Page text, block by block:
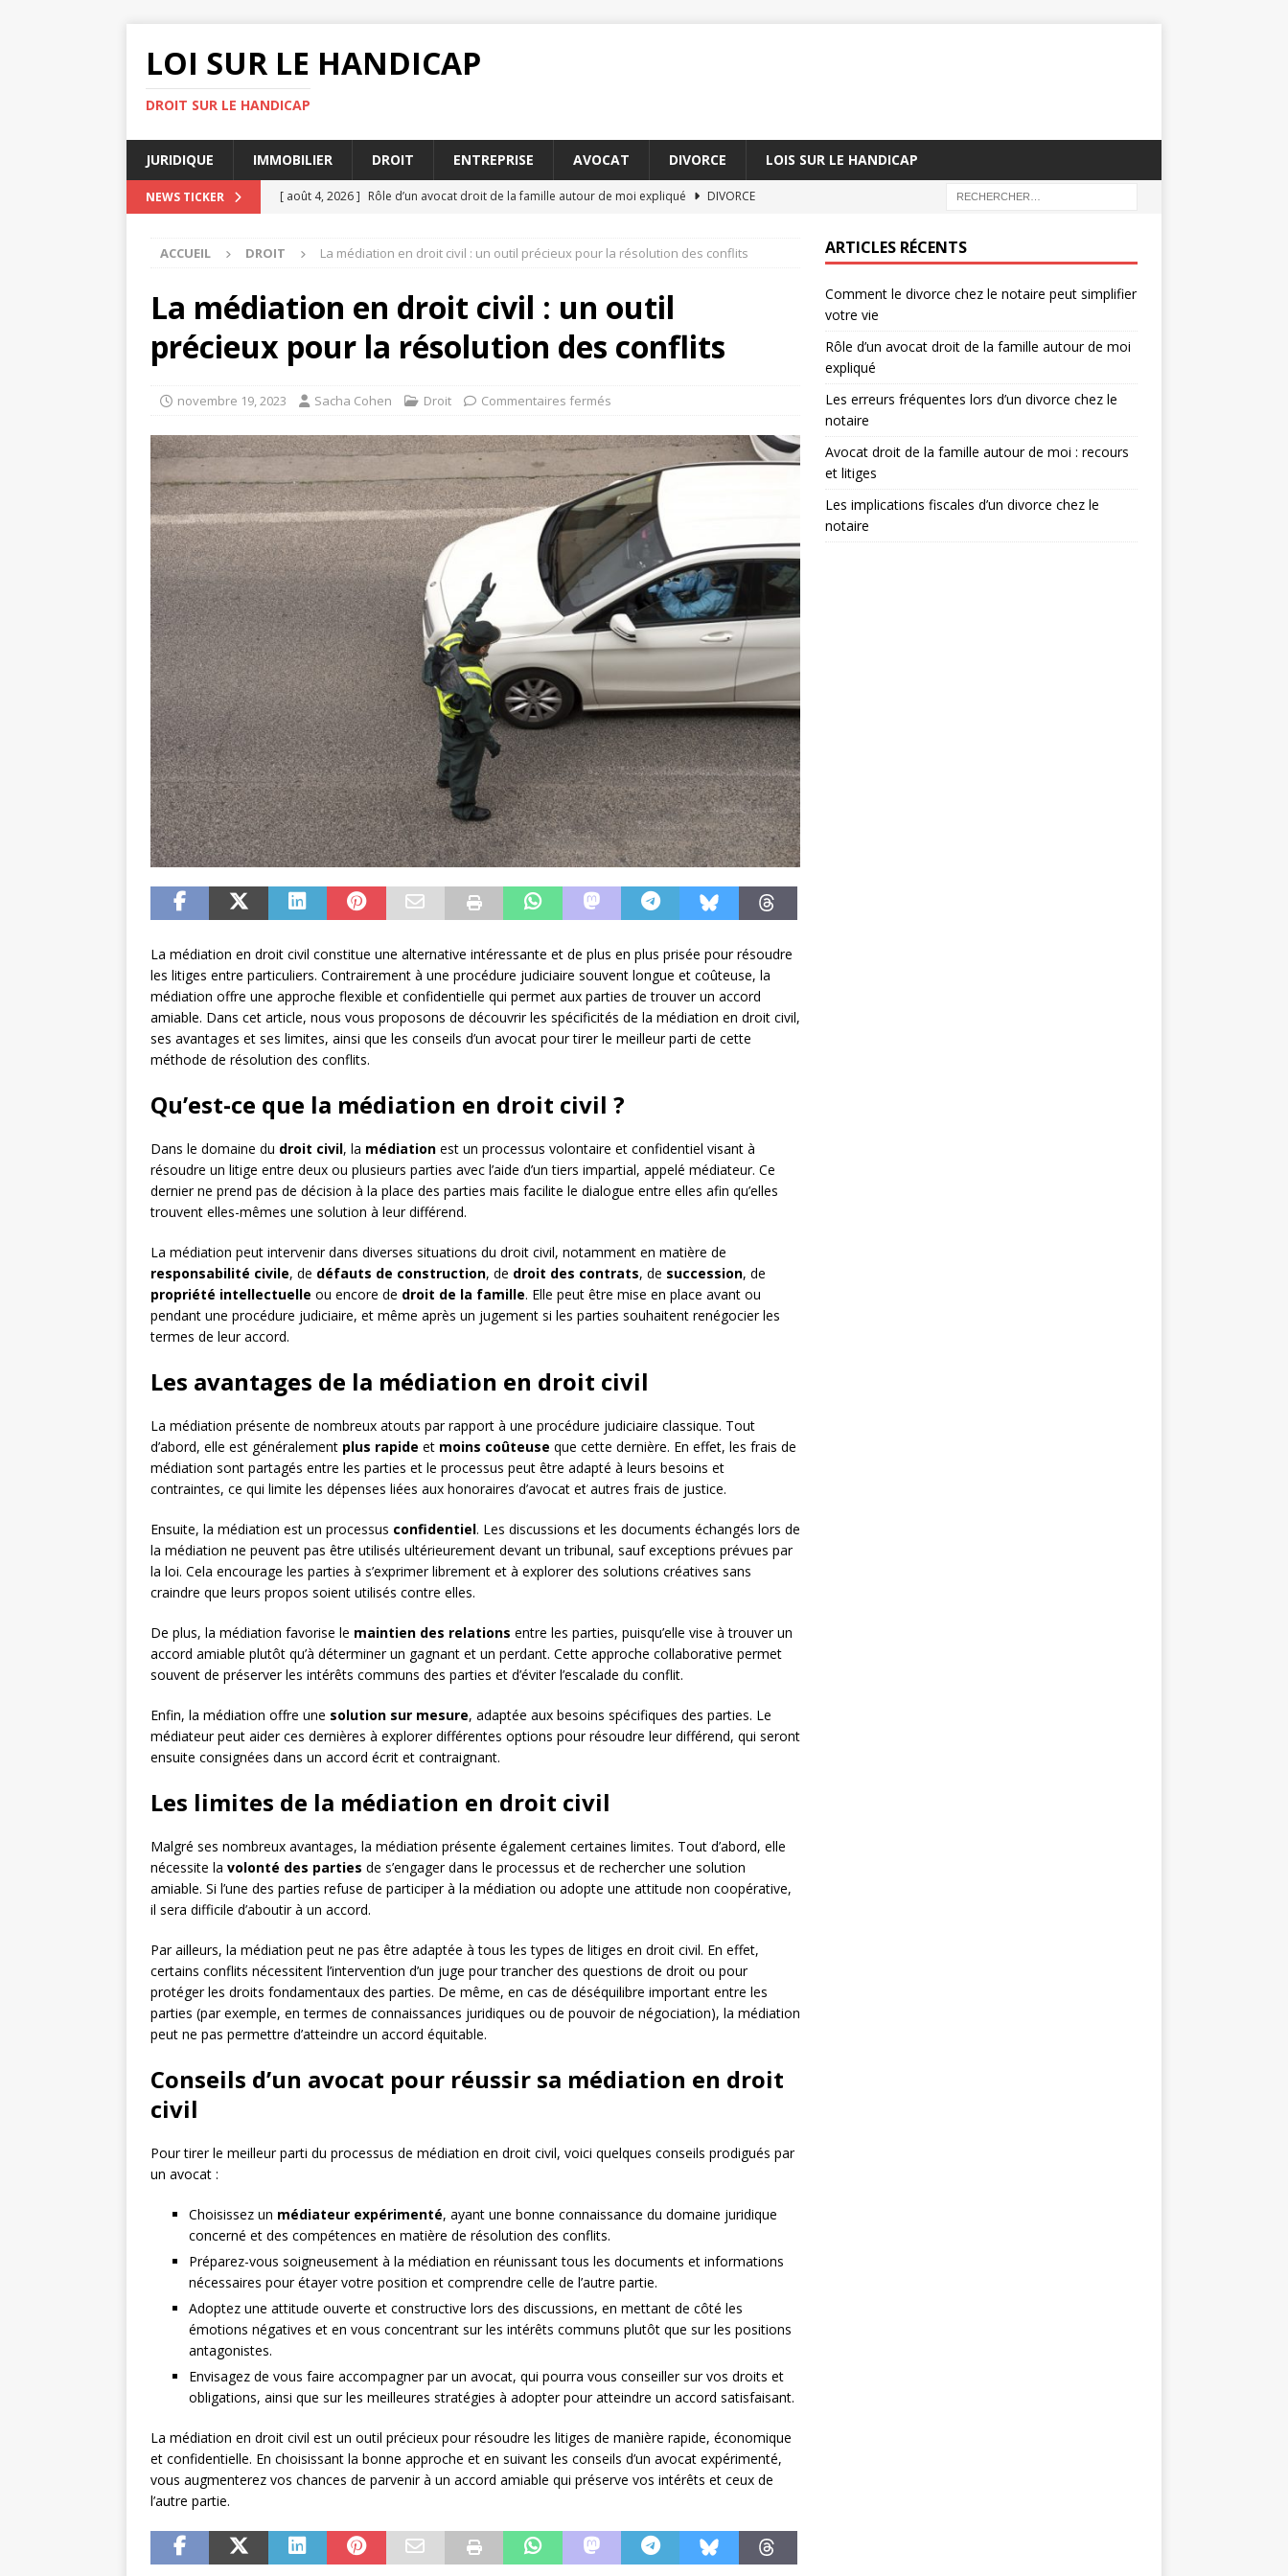
LOI SUR LE HANDICAP
DROIT SUR LE HANDICAP
JURIDIQUE IMMOBILIER DROIT ENTREPRISE AVOCAT DIVORCE LOIS SUR LE HANDICAP
NEWS TICKER [ août 4, 2026 ] Rôle d’un avocat droit de la famille autour de moi expliqué
DIVORCE
[ juillet 27, 2026 ] Avocat droit de la famille autour de moi : recours et litiges
DIVORCE
[ juillet 23, 2026 ]
Les implications fiscales d’un divorce chez le notaire
ACCUEIL DROIT La médiation en droit civil : un outil précieux pour la résolution des conflits
La médiation en droit civil : un outil
précieux pour la résolution des conflits
novembre 19, 2023 Sacha Cohen Droit Commentaires fermés
La médiation en droit civil constitue une alternative intéressante et de plus en plus prisée pour résoudre
les litiges entre particuliers. Contrairement à une procédure judiciaire souvent longue et coûteuse, la
médiation offre une approche flexible et confidentielle qui permet aux parties de trouver un accord
amiable. Dans cet article, nous vous proposons de découvrir les spécificités de la médiation en droit civil,
ses avantages et ses limites, ainsi que les conseils d’un avocat pour tirer le meilleur parti de cette
méthode de résolution des conflits.
Qu’est-ce que la médiation en droit civil ?
Dans le domaine du droit civil, la médiation est un processus volontaire et confidentiel visant à
résoudre un litige entre deux ou plusieurs parties avec l’aide d’un tiers impartial, appelé médiateur. Ce
dernier ne prend pas de décision à la place des parties mais facilite le dialogue entre elles afin qu’elles
trouvent elles-mêmes une solution à leur différend.
La médiation peut intervenir dans diverses situations du droit civil, notamment en matière de
responsabilité civile, de défauts de construction, de droit des contrats, de succession, de
propriété intellectuelle ou encore de droit de la famille. Elle peut être mise en place avant ou
pendant une procédure judiciaire, et même après un jugement si les parties souhaitent renégocier les
termes de leur accord.
Les avantages de la médiation en droit civil
La médiation présente de nombreux atouts par rapport à une procédure judiciaire classique. Tout
d’abord, elle est généralement plus rapide et moins coûteuse que cette dernière. En effet, les frais de
médiation sont partagés entre les parties et le processus peut être adapté à leurs besoins et
contraintes, ce qui limite les dépenses liées aux honoraires d’avocat et autres frais de justice.
Ensuite, la médiation est un processus confidentiel. Les discussions et les documents échangés lors de
la médiation ne peuvent pas être utilisés ultérieurement devant un tribunal, sauf exceptions prévues par
la loi. Cela encourage les parties à s’exprimer librement et à explorer des solutions créatives sans
craindre que leurs propos soient utilisés contre elles.
De plus, la médiation favorise le maintien des relations entre les parties, puisqu’elle vise à trouver un
accord amiable plutôt qu’à déterminer un gagnant et un perdant. Cette approche collaborative permet
souvent de préserver les intérêts communs des parties et d’éviter l’escalade du conflit.
Enfin, la médiation offre une solution sur mesure, adaptée aux besoins spécifiques des parties. Le
médiateur peut aider ces dernières à explorer différentes options pour résoudre leur différend, qui seront
ensuite consignées dans un accord écrit et contraignant.
Les limites de la médiation en droit civil
Malgré ses nombreux avantages, la médiation présente également certaines limites. Tout d’abord, elle
nécessite la volonté des parties de s’engager dans le processus et de rechercher une solution
amiable. Si l’une des parties refuse de participer à la médiation ou adopte une attitude non coopérative,
il sera difficile d’aboutir à un accord.
Par ailleurs, la médiation peut ne pas être adaptée à tous les types de litiges en droit civil. En effet,
certains conflits nécessitent l’intervention d’un juge pour trancher des questions de droit ou pour
protéger les droits fondamentaux des parties. De même, en cas de déséquilibre important entre les
parties (par exemple, en termes de connaissances juridiques ou de pouvoir de négociation), la médiation
peut ne pas permettre d’atteindre un accord équitable.
Conseils d’un avocat pour réussir sa médiation en droit
civil
Pour tirer le meilleur parti du processus de médiation en droit civil, voici quelques conseils prodigués par
un avocat :
Choisissez un médiateur expérimenté, ayant une bonne connaissance du domaine juridique
concerné et des compétences en matière de résolution des conflits.
Préparez-vous soigneusement à la médiation en réunissant tous les documents et informations
nécessaires pour étayer votre position et comprendre celle de l’autre partie.
Adoptez une attitude ouverte et constructive lors des discussions, en mettant de côté les
émotions négatives et en vous concentrant sur les intérêts communs plutôt que sur les positions
antagonistes.
Envisagez de vous faire accompagner par un avocat, qui pourra vous conseiller sur vos droits et
obligations, ainsi que sur les meilleures stratégies à adopter pour atteindre un accord satisfaisant.
La médiation en droit civil est un outil précieux pour résoudre les litiges de manière rapide, économique
et confidentielle. En choisissant la bonne approche et en suivant les conseils d’un avocat expérimenté,
vous augmenterez vos chances de parvenir à un accord amiable qui préserve vos intérêts et ceux de
l’autre partie.
ARTICLES RÉCENTS
Comment le divorce chez le notaire peut simplifier
votre vie
Rôle d’un avocat droit de la famille autour de moi
expliqué
Les erreurs fréquentes lors d’un divorce chez le
notaire
Avocat droit de la famille autour de moi : recours
et litiges
Les implications fiscales d’un divorce chez le
notaire